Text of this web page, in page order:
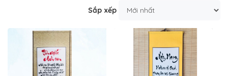
Sắp xếp